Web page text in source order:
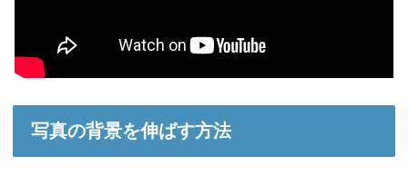
写真の背景を伸ばす方法